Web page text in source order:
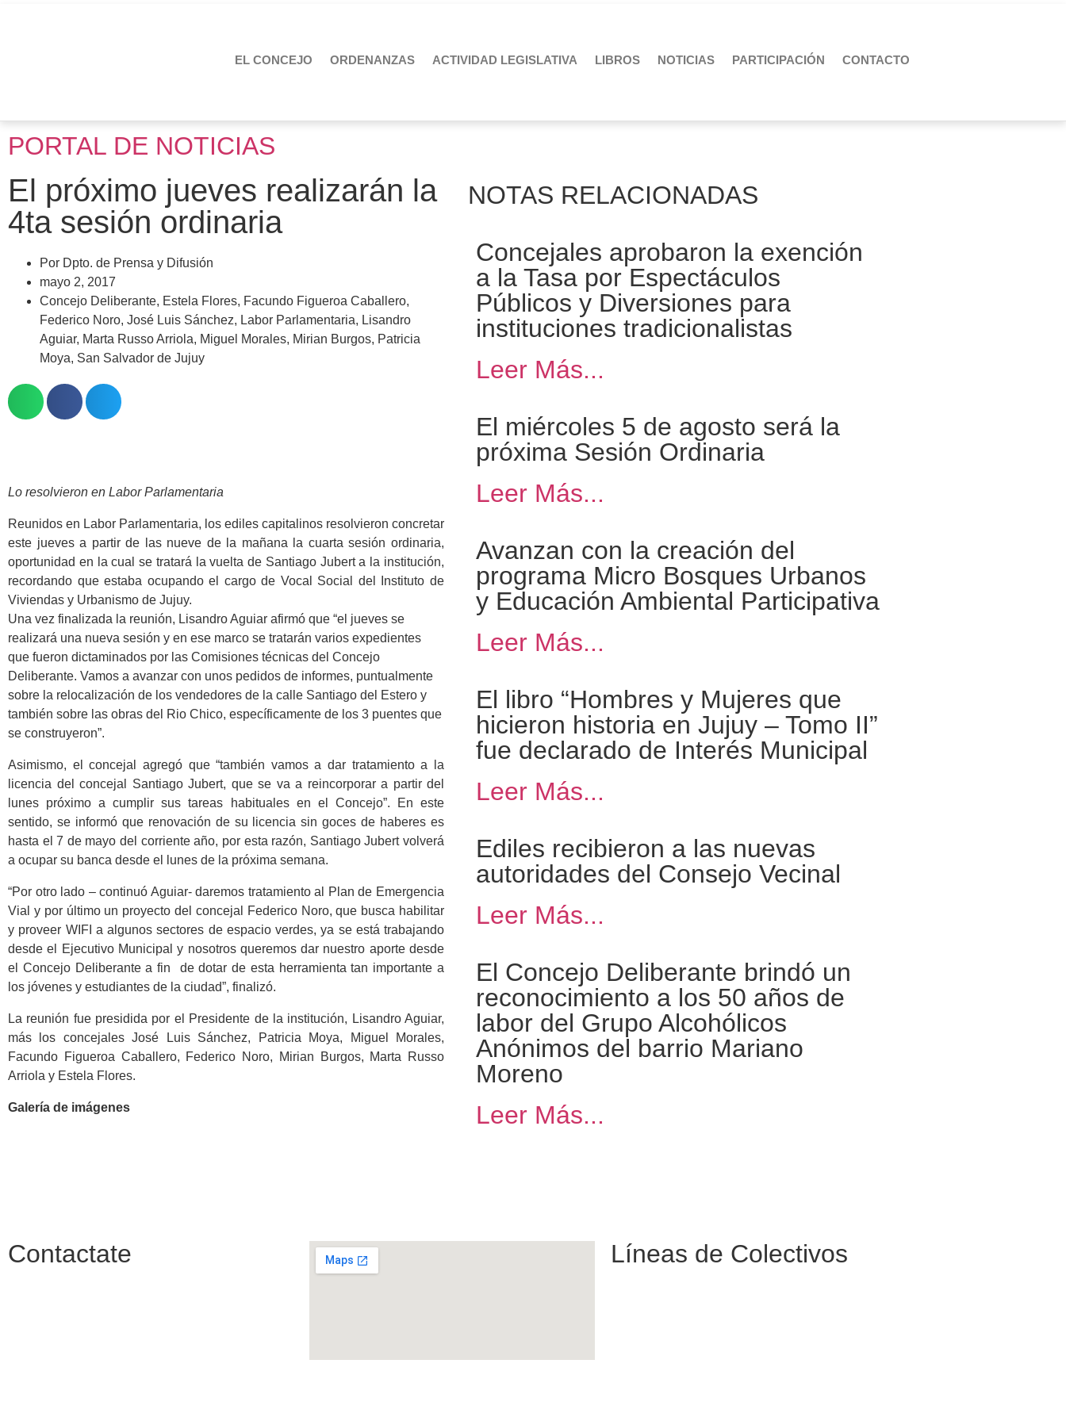
EL CONCEJO ORDENANZAS ACTIVIDAD LEGISLATIVA LIBROS NOTICIAS PARTICIPACIÓN CONTACTO
PORTAL DE NOTICIAS
El próximo jueves realizarán la
4ta sesión ordinaria
Por Dpto. de Prensa y Difusión
mayo 2, 2017
Concejo Deliberante, Estela Flores, Facundo Figueroa Caballero,
Federico Noro, José Luis Sánchez, Labor Parlamentaria, Lisandro
Aguiar, Marta Russo Arriola, Miguel Morales, Mirian Burgos, Patricia
Moya, San Salvador de Jujuy
Lo resolvieron en Labor Parlamentaria
Reunidos en Labor Parlamentaria, los ediles capitalinos resolvieron concretar
este jueves a partir de las nueve de la mañana la cuarta sesión ordinaria,
oportunidad en la cual se tratará la vuelta de Santiago Jubert a la institución,
recordando que estaba ocupando el cargo de Vocal Social del Instituto de
Viviendas y Urbanismo de Jujuy.
Una vez finalizada la reunión, Lisandro Aguiar afirmó que “el jueves se
realizará una nueva sesión y en ese marco se tratarán varios expedientes
que fueron dictaminados por las Comisiones técnicas del Concejo
Deliberante. Vamos a avanzar con unos pedidos de informes, puntualmente
sobre la relocalización de los vendedores de la calle Santiago del Estero y
también sobre las obras del Rio Chico, específicamente de los 3 puentes que
se construyeron”.
Asimismo, el concejal agregó que “también vamos a dar tratamiento a la
licencia del concejal Santiago Jubert, que se va a reincorporar a partir del
lunes próximo a cumplir sus tareas habituales en el Concejo”. En este
sentido, se informó que renovación de su licencia sin goces de haberes es
hasta el 7 de mayo del corriente año, por esta razón, Santiago Jubert volverá
a ocupar su banca desde el lunes de la próxima semana.
“Por otro lado – continuó Aguiar- daremos tratamiento al Plan de Emergencia
Vial y por último un proyecto del concejal Federico Noro, que busca habilitar
y proveer WIFI a algunos sectores de espacio verdes, ya se está trabajando
desde el Ejecutivo Municipal y nosotros queremos dar nuestro aporte desde
el Concejo Deliberante a fin de dotar de esta herramienta tan importante a
los jóvenes y estudiantes de la ciudad”, finalizó.
La reunión fue presidida por el Presidente de la institución, Lisandro Aguiar,
más los concejales José Luis Sánchez, Patricia Moya, Miguel Morales,
Facundo Figueroa Caballero, Federico Noro, Mirian Burgos, Marta Russo
Arriola y Estela Flores.
Galería de imágenes
NOTAS RELACIONADAS
Concejales aprobaron la exención
a la Tasa por Espectáculos
Públicos y Diversiones para
instituciones tradicionalistas
Leer Más...
El miércoles 5 de agosto será la
próxima Sesión Ordinaria
Leer Más...
Avanzan con la creación del
programa Micro Bosques Urbanos
y Educación Ambiental Participativa
Leer Más...
El libro “Hombres y Mujeres que
hicieron historia en Jujuy – Tomo II”
fue declarado de Interés Municipal
Leer Más...
Ediles recibieron a las nuevas
autoridades del Consejo Vecinal
Leer Más...
El Concejo Deliberante brindó un
reconocimiento a los 50 años de
labor del Grupo Alcohólicos
Anónimos del barrio Mariano
Moreno
Leer Más...
Contactate Líneas de Colectivos